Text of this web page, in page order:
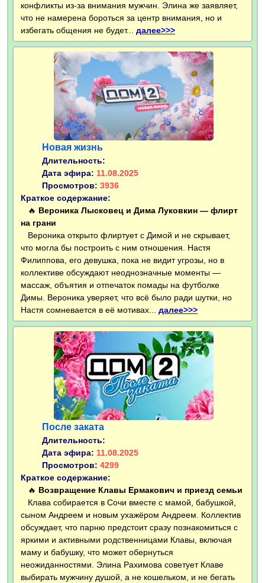
конфликты из-за внимания мужчин. Элина же заявляет,
что не намерена бороться за центр внимания, но и
избегать общения не будет... далее>>>
Новая жизнь
Длительность:
Дата эфира: 11.08.2025
Просмотров: 3936
Краткое содержание:
🔥 Вероника Лысковец и Дима Луковкин — флирт
на грани
Вероника открыто флиртует с Димой и не скрывает,
что могла бы построить с ним отношения. Настя
Филиппова, его девушка, пока не видит угрозы, но в
коллективе обсуждают неоднозначные моменты —
массаж, объятия и отпечаток помады на футболке
Димы. Вероника уверяет, что всё было ради шутки, но
Настя сомневается в её мотивах... далее>>>
После заката
Длительность:
Дата эфира: 11.08.2025
Просмотров: 4299
Краткое содержание:
🔥 Возвращение Клавы Ермакович и приезд семьи
Клава собирается в Сочи вместе с мамой, бабушкой,
сыном Андреем и новым ухажёром Андреем. Коллектив
обсуждает, что парню предстоит сразу познакомиться с
яркими и активными родственницами Клавы, включая
маму и бабушку, что может обернуться
неожиданностями. Элина Рахимова советует Клаве
выбирать мужчину душой, а не кошельком, и не бегать